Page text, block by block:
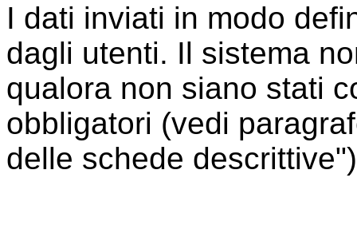
I dati inviati in modo
dagli utenti. Il sistema
qualora non siano stati
obbligatori (vedi
delle schede